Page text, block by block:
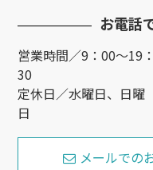
お電話
営業時間／9：00～19：
30
定休日／水曜日、日曜
日
メールでの